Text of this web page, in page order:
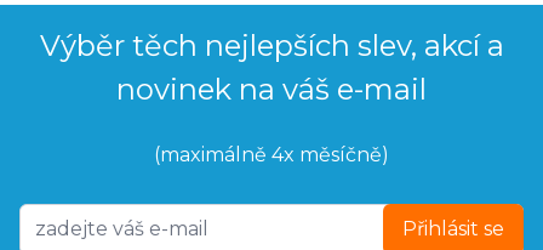
Výběr těch nejlepších slev, akcí a
novinek na váš e-mail
(maximálně 4x měsíčně)
Přihlásit se